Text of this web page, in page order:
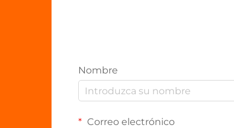
Nombre
Correo electrónico